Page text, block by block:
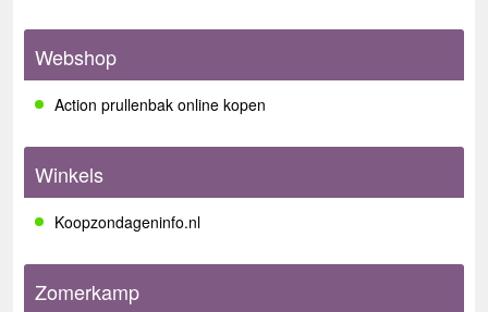
Webshop
Action prullenbak online kopen
Winkels
Koopzondageninfo.nl
Zomerkamp